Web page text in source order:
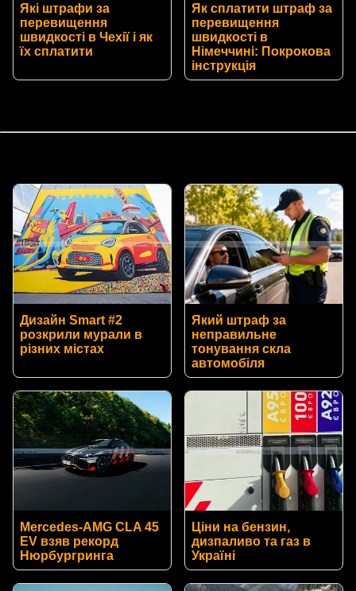
Які штрафи за
перевищення
швидкості в Чехії і як
їх сплатити
Як сплатити штраф за
перевищення
швидкості в
Німеччині: Покрокова
інструкція
Дизайн Smart #2
розкрили мурали в
різних містах
Який штраф за
неправильне
тонування скла
автомобіля
Mercedes-AMG CLA 45
EV взяв рекорд
Нюрбургринга
Ціни на бензин,
дизпаливо та газ в
Україні